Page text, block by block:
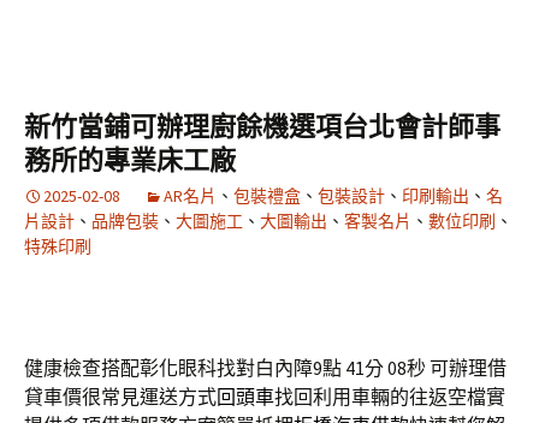
新竹當鋪可辦理廚餘機選項台北會計師事
務所的專業床工廠
2025-02-08 AR名片 、 包裝禮盒 、 包裝設計 、 印刷輸出 、 名
片設計 、 品牌包裝 、 大圖施工 、 大圖輸出 、 客製名片 、 數位印刷 、
特殊印刷
健康檢查搭配彰化眼科找對白內障9點 41分 08秒可辦理借
貸車價很常見運送方式回頭車找回利用車輛的往返空檔實